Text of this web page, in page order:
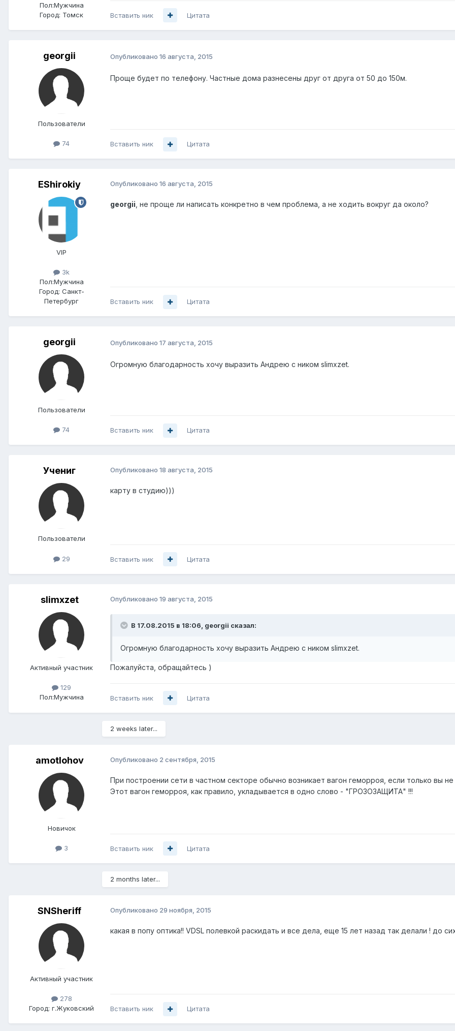
Пол:Мужчина
Город: Томск Вставить ник Цитата
georgii
Пользователи
74
Опубликовано 16 августа, 2015
Проще будет по телефону. Частные дома разнесены друг от друга от 50 до 150м.
Вставить ник Цитата
EShirokiy
VIP
3k
Пол:Мужчина
Город: Санкт-
Петербург
Опубликовано 16 августа, 2015
georgii , не проще ли написать конкретно в чем проблема, а не ходить вокруг да около?
Вставить ник Цитата
georgii
Пользователи
74
Опубликовано 17 августа, 2015
Огромную благодарность хочу выразить Андрею с ником slimxzet.
Вставить ник Цитата
Учениг
Пользователи
29
Опубликовано 18 августа, 2015
карту в студию)))
Вставить ник Цитата
slimxzet
Активный участник
129
Пол:Мужчина
Опубликовано 19 августа, 2015
В 17.08.2015 в 18:06, georgii сказал:
Огромную благодарность хочу выразить Андрею с ником slimxzet.
Пожалуйста, обращайтесь )
Вставить ник Цитата
2 weeks later...
amotlohov
Новичок
3
Опубликовано 2 сентября, 2015
При построении сети в частном секторе обычно возникает вагон геморроя, если только вы не
Этот вагон геморроя, как правило, укладывается в одно слово - "ГРОЗОЗАЩИТА" !!!
Вставить ник Цитата
2 months later...
SNSheriff
Активный участник
278
Город: г.Жуковский
Опубликовано 29 ноября, 2015
какая в попу оптика!! VDSL полевкой раскидать и все дела, еще 15 лет назад так делали ! до
Вставить ник Цитата